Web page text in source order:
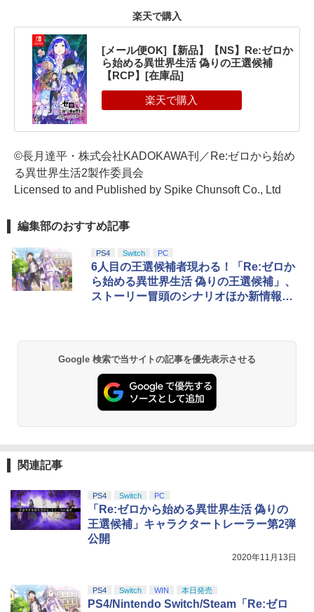
楽天で購入
[メール便OK]【新品】【NS】Re:ゼロか
ら始める異世界生活 偽りの王選候補
【RCP】[在庫品]
©長月達平・株式会社KADOKAWA刊／Re:ゼロから始め
る異世界生活2製作委員会
Licensed to and Published by Spike Chunsoft Co., Ltd
編集部のおすすめ記事
PS4 Switch PC
6人目の王選候補者現わる！「Re:ゼロか
ら始める異世界生活 偽りの王選候補」、
ストーリー冒頭のシナリオほか新情報を
Google 検索で当サイトの記事を優先表示させる
関連記事
PS4 Switch PC
「Re:ゼロから始める異世界生活 偽りの
王選候補」キャラクタートレーラー第2弾
公開
2020年11月13日
PS4 Switch WIN 本日発売
PS4/Nintendo Switch/Steam「Re:ゼロ